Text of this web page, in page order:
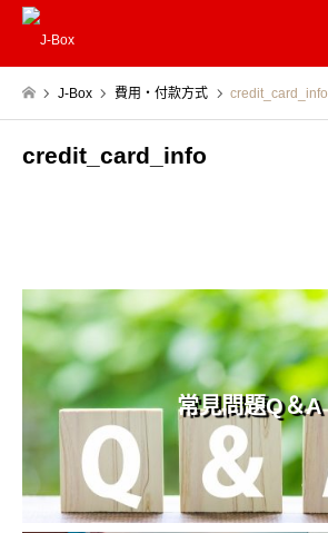
J-Box 費用・付款方式 credit_card_info
credit_card_info
常見問題Q＆A